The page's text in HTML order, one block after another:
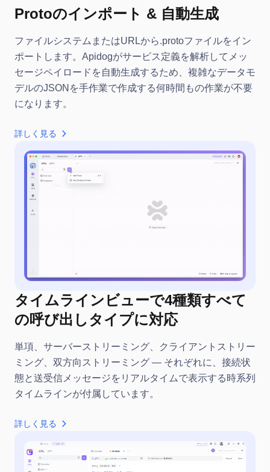
Protoのインポート & 自動生成
ファイルシステムまたはURLから.protoファイルをイン
ポートします。Apidogがサービス定義を解析してメッ
セージペイロードを自動生成するため、複雑なデータモ
デルのJSONを手作業で作成する何時間もの作業が不要
になります。
詳しく見る
タイムラインビューで4種類すべて
の呼び出しタイプに対応
単項、サーバーストリーミング、クライアントストリー
ミング、双方向ストリーミング — それぞれに、接続状
態と送受信メッセージをリアルタイムで表示する時系列
タイムラインが付属しています。
詳しく見る